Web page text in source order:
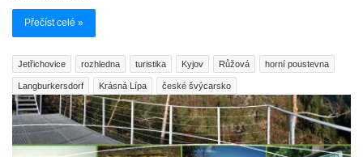
Přečíst celé »
Jetřichovice rozhledna turistika Kyjov Růžová horní poustevna
Langburkersdorf Krásná Lípa české švýcarsko